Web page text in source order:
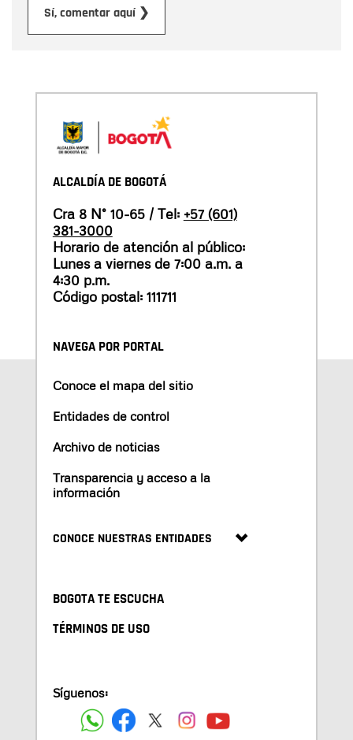
Sí, comentar aquí ❯
ALCALDÍA DE BOGOTÁ
Cra 8 N° 10-65 / Tel: +57 (601)
381-3000
Horario de atención al público:
Lunes a viernes de 7:00 a.m. a
4:30 p.m.
Código postal: 111711
NAVEGA POR PORTAL
Conoce el mapa del sitio
Entidades de control
Archivo de noticias
Transparencia y acceso a la
información
CONOCE NUESTRAS ENTIDADES
BOGOTA TE ESCUCHA
TÉRMINOS DE USO
Síguenos: